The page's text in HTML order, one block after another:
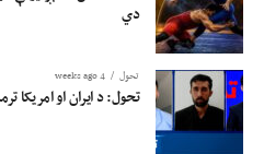
دي
تحول 4 weeks ago
تحول: د ایران او امریکا